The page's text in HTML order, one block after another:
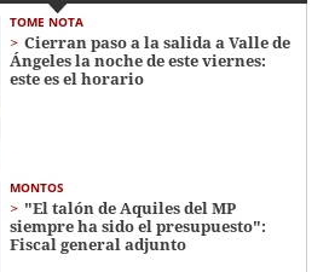
TOME NOTA
Cierran paso a la salida a Valle de
Ángeles la noche de este viernes:
este es el horario
MONTOS
"El talón de Aquiles del MP
siempre ha sido el presupuesto":
Fiscal general adjunto